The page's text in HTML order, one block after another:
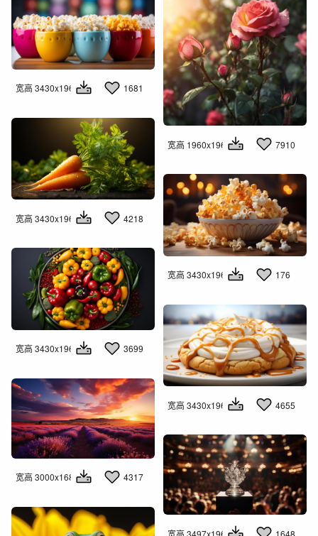
宽高 1960x1960 7910
宽高 3430x1960 1681
宽高 3430x1960 4218
宽高 3430x1960 176
宽高 3430x1960 3699
宽高 3430x1960 4655
宽高 3000x1681 4317
宽高 3497x1960 1648